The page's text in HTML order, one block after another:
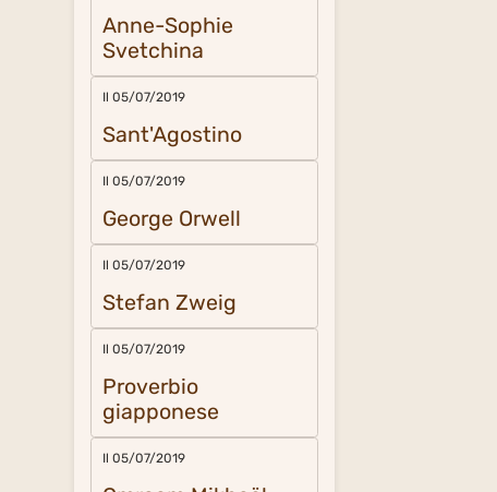
Anne-Sophie
Svetchina
Il 05/07/2019
Sant'Agostino
Il 05/07/2019
George Orwell
Il 05/07/2019
Stefan Zweig
Il 05/07/2019
Proverbio
giapponese
Il 05/07/2019